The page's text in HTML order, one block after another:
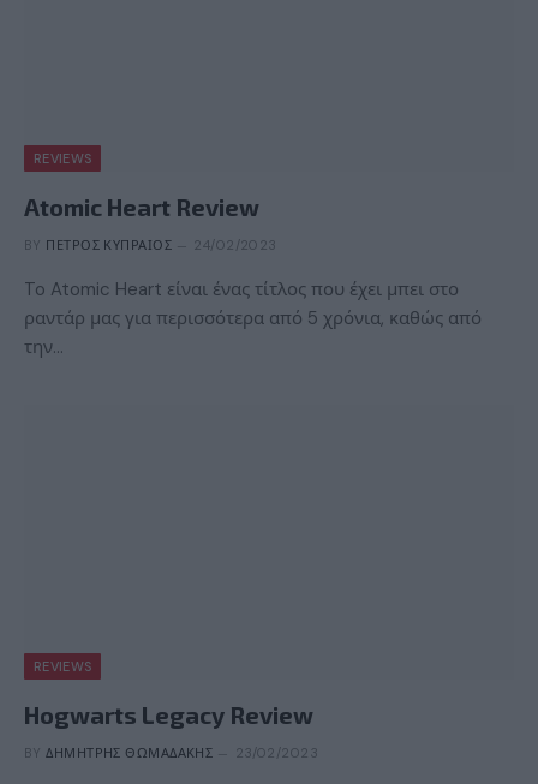
REVIEWS
Atomic Heart Review
BY ΠΈΤΡΟΣ ΚΥΠΡΑΊΟΣ 24/02/2023
To Atomic Heart είναι ένας τίτλος που έχει μπει στο
ραντάρ μας για περισσότερα από 5 χρόνια, καθώς από
την…
REVIEWS
Hogwarts Legacy Review
BY ΔΗΜΉΤΡΗΣ ΘΩΜΑΔΆΚΗΣ 23/02/2023